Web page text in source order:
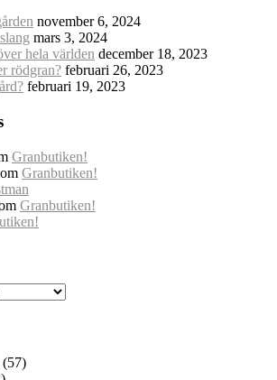
november 6, 2024
mars 3, 2024
hela världen december 18, 2023
rödgran? februari 26, 2023
februari 19, 2023
Granbutiken!
om Granbutiken!
Granbutiken!
(57)